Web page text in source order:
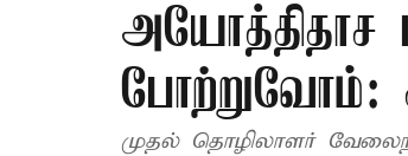
அயோத்திதாச
போற்றுவோம்:
முதல் தொழிலாளர்